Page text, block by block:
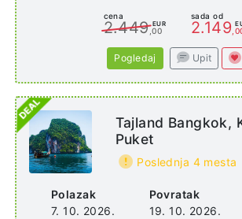
cena
2.449 EUR
,00
sada od
2.149
Pogledaj Upit
Polazak
7. 10. 2026.
Povratak
19. 10. 2026.
Tajland Bangkok,
Puket
Poslednja 4 mesta